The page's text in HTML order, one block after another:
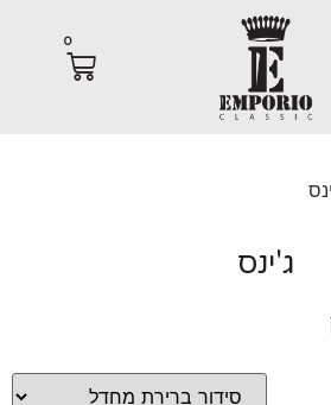
ג'ינס